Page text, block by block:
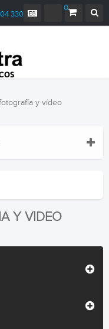
0
330
y vídeo
Y VÍDEO